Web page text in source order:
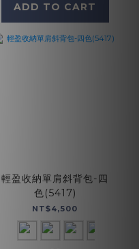
ADD TO CART
輕盈收納單肩斜背包-四
色(5417)
NT$4,500